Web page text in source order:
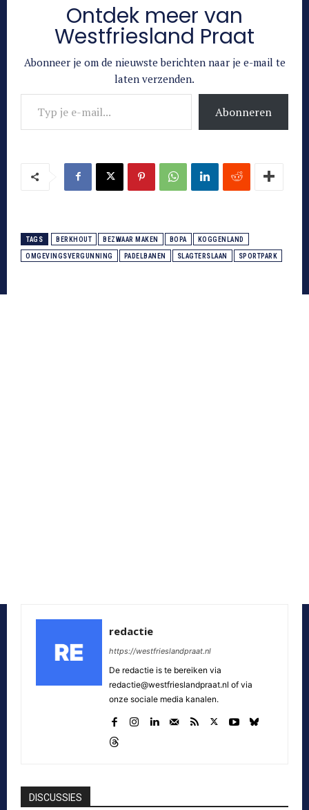
Ontdek meer van
Westfriesland Praat
Abonneer je om de nieuwste berichten naar je e-mail te
laten verzenden.
Typ je e-mail...
Abonneren
TAGS BERKHOUT BEZWAAR MAKEN BOPA KOGGENLAND
OMGEVINGSVERGUNNING PADELBANEN SLAGTERSLAAN SPORTPARK
redactie
https://westfrieslandpraat.nl
De redactie is te bereiken via
redactie@westfrieslandpraat.nl of via
onze sociale media kanalen.
DISCUSSIES